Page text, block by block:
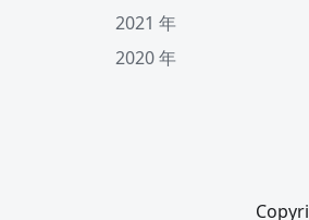
2021 年
2020 年